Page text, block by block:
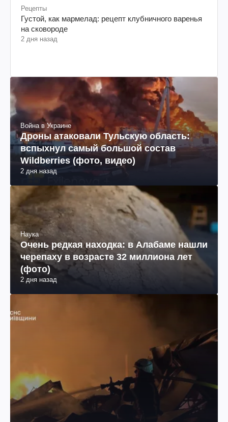
Рецепты
Густой, как мармелад: рецепт клубничного варенья
на сковороде
2 дня назад
Война в Украине
Дроны атаковали Тульскую область:
вспыхнул самый большой состав
Wildberries (фото, видео)
2 дня назад
Наука
Очень редкая находка: в Алабаме нашли
черепаху в возрасте 32 миллиона лет
(фото)
2 дня назад